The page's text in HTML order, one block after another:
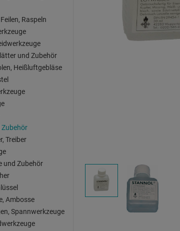
Raspeln
und Zubehör
Heißluftgebläse
Treiber
und Zubehör
Ambosse
Spannwerkzeuge